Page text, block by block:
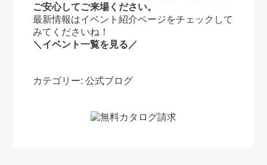
ご安心してご来場ください。
最新情報はイベント紹介ページをチェックして
みてくださいね！
＼イベント一覧を見る／
カテゴリー: 公式ブログ